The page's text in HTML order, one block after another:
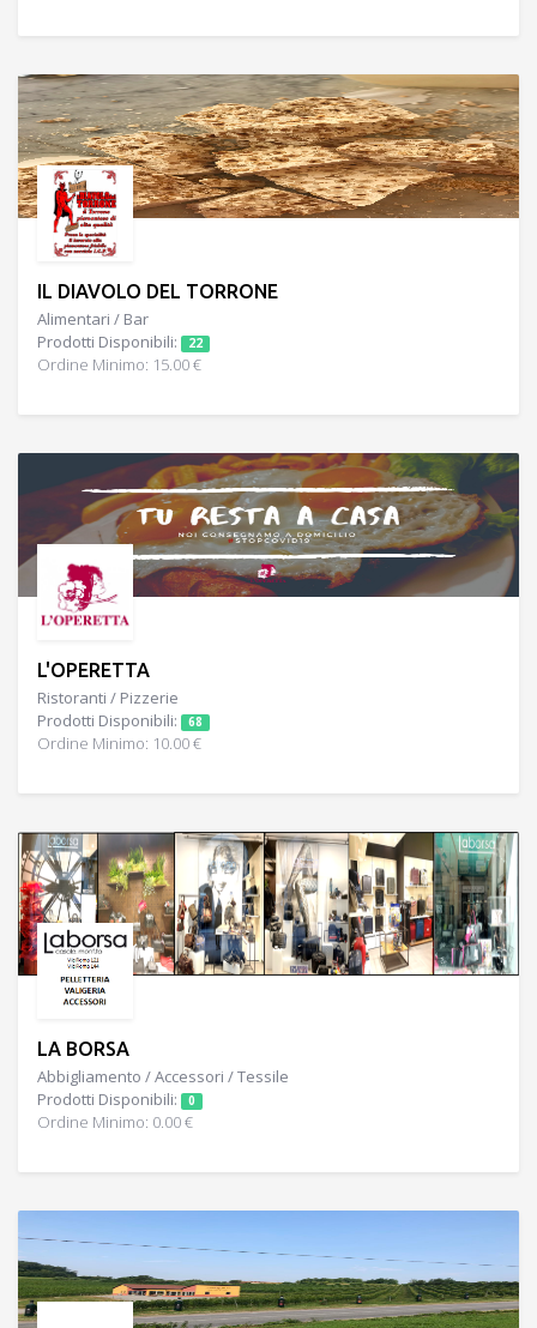
IL DIAVOLO DEL TORRONE
Alimentari / Bar
Prodotti Disponibili:
22
Ordine Minimo: 15.00 €
L'OPERETTA
Ristoranti / Pizzerie
Prodotti Disponibili:
68
Ordine Minimo: 10.00 €
LA BORSA
Abbigliamento / Accessori / Tessile
Prodotti Disponibili:
0
Ordine Minimo: 0.00 €